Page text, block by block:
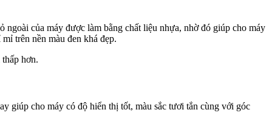
của máy được làm bằng chất liệu nhựa, nhờ đó giúp cho máy
trên nền màu đen khá đẹp.
hơn.
giúp cho máy có độ hiển thị tốt, màu sắc tươi tắn cùng với góc